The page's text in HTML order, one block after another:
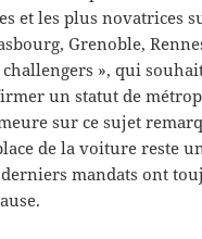
et les plus novatrices
Grenoble,
challengers », qui
un statut de
sur ce sujet
de la voiture reste
derniers mandats ont